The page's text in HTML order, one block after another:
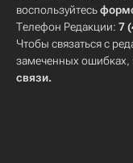
воспользуйтесь
Телефон Редакции: 7
Чтобы связаться с
замеченных ошибках,
связи.